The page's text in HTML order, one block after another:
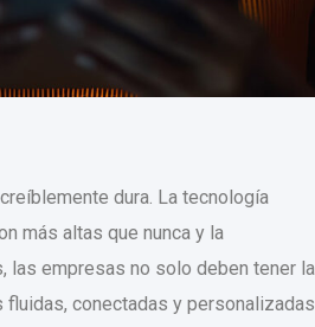
dura. La tecnología
más altas que nunca y la
las empresas no solo deben tener la
conectadas y personalizadas